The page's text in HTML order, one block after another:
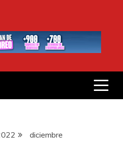
PRESS
diciembre